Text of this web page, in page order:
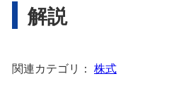
解説
関連カテゴリ： 株式